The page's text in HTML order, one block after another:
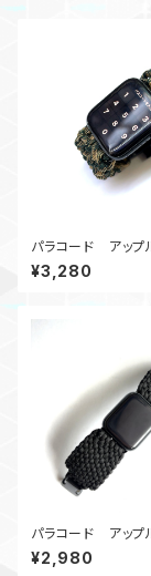
パラコード アップ
ンド サバイバルツ
0 Apple Watch
¥3,280
パラコード アップ
ンド
Apple Watch
¥2,980